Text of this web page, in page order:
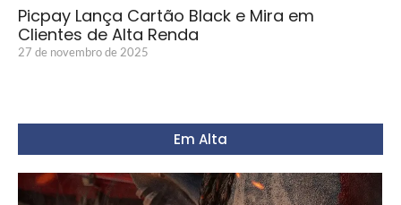
Picpay Lança Cartão Black e Mira em
Clientes de Alta Renda
27 de novembro de 2025
Em Alta